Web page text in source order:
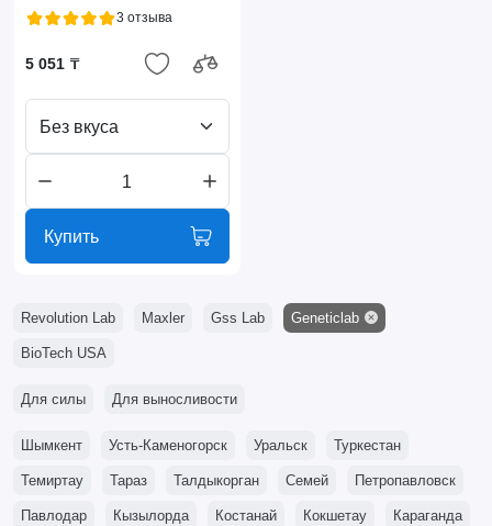
3 отзыва
5 051 ₸
Без вкуса
Купить
Revolution Lab Maxler Gss Lab Geneticlab
BioTech USA
Для силы Для выносливости
Шымкент Усть-Каменогорск Уральск Туркестан
Темиртау Тараз Талдыкорган Семей Петропавловск
Павлодар Кызылорда Костанай Кокшетау Караганда